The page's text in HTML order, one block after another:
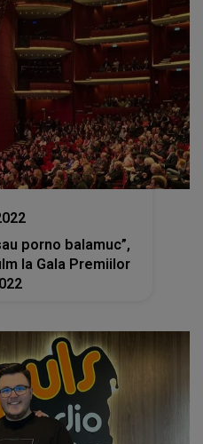
porno balamuc”,
la Gala Premiilor